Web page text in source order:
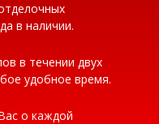
в наличии.
в течении двух
удобное время.
о каждой